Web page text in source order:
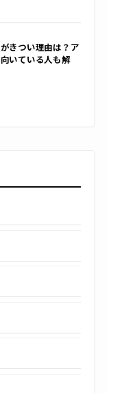
きつい理由は？ア
いている人も解